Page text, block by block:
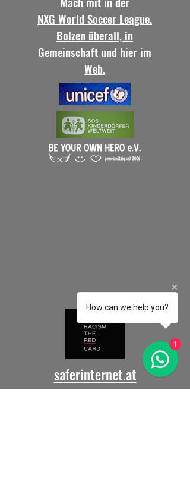
NXG World Soccer League.
Bolzen überall, in
Gemeinschaft und hier im
Web.
saferinternet.at
How can we help you?
1